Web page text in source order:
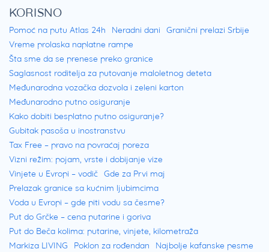
KORISNO
Pomoć na putu Atlas 24h Neradni dani
Granični prelazi Srbije
Vreme prolaska naplatne rampe
Šta sme da se prenese preko granice
Saglasnost roditelja za putovanje maloletnog deteta
Međunarodna vozačka dozvola i zeleni karton
Međunarodno putno osiguranje
Kako dobiti besplatno putno osiguranje?
Gubitak pasoša u inostranstvu
Tax Free – pravo na povraćaj poreza
Vizni režim: pojam, vrste i dobijanje vize
Vinjete u Evropi – vodič Gde za Prvi maj
Prelazak granice sa kućnim ljubimcima
Voda u Evropi – gde piti vodu sa česme?
Put do Grčke – cena putarine i goriva
Put do Beča kolima: putarine, vinjete, kilometraža
Markiza LIVING
Poklon za rođendan
Najbolje kafanske pesme